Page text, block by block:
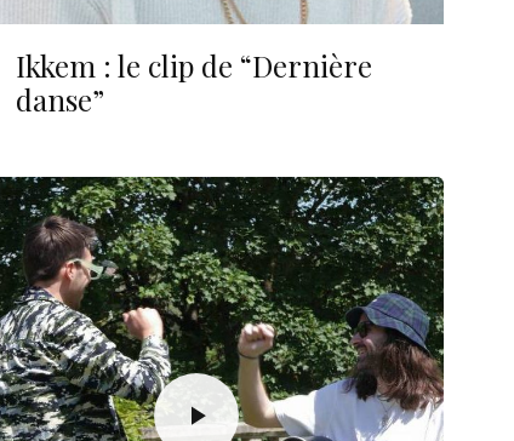
Ikkem : le clip de “Dernière
danse”